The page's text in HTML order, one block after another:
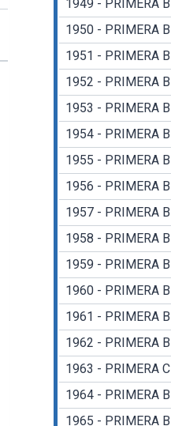
1949 - PRIMERA B
1950 - PRIMERA B
1951 - PRIMERA B
1952 - PRIMERA B
1953 - PRIMERA B
1954 - PRIMERA B
1955 - PRIMERA B
1956 - PRIMERA B
1957 - PRIMERA B
1958 - PRIMERA B
1959 - PRIMERA B
1960 - PRIMERA B
1961 - PRIMERA B
1962 - PRIMERA B
1963 - PRIMERA C
1964 - PRIMERA B
1965 - PRIMERA B